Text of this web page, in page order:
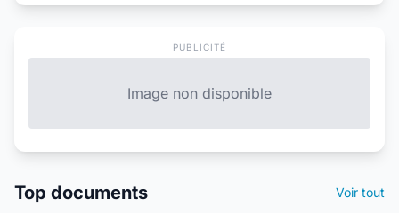
PUBLICITÉ
Image non disponible
Top documents Voir tout